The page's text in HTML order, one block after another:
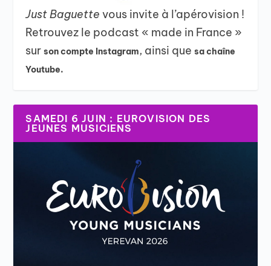
Just Baguettevous invite à l’apérovision !
Retrouvez le podcast « made in France »
surson compte Instagram, ainsi quesa chaîne
Youtube.
SAMEDI 6 JUIN : EUROVISION DES
JEUNES MUSICIENS